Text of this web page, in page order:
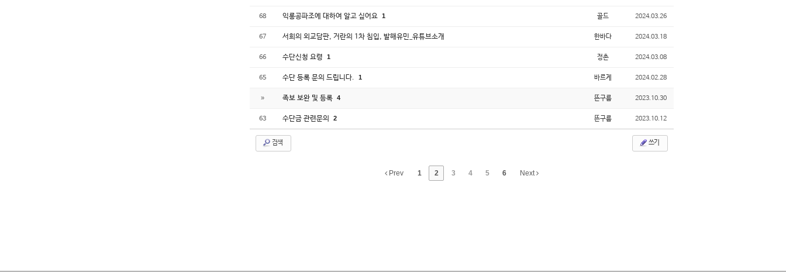
68 익롱공파조에 대하여 알고 싶어요 1 골드 2024.03.26
67 서희의 외교담판, 거란의 1차 침입, 발해유민_유튜브소개 한바다 2024.03.18
66 수단신청 요령 1 정촌 2024.03.08
65 수단 등록 문의 드립니다. 1 바르게 2024.02.28
» 족보 보완 및 등록 4 뜬구름 2023.10.30
63 수단금 관련문의 2 뜬구름 2023.10.12
검색 쓰기
Prev 1 2 3 4 5 6 Next